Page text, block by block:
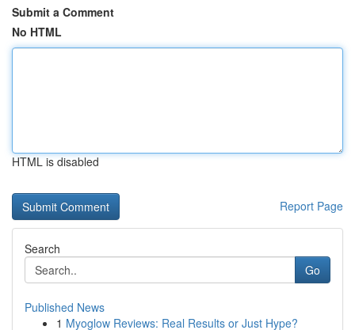
Submit a Comment
No HTML
HTML is disabled
Report Page
Search
Go
Published News
1 Myoglow Reviews: Real Results or Just Hype?